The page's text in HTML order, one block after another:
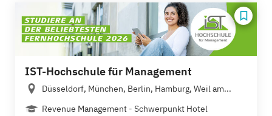
IST-Hochschule für Management
Düsseldorf, München, Berlin, Hamburg, Weil am...
Revenue Management - Schwerpunkt Hotel